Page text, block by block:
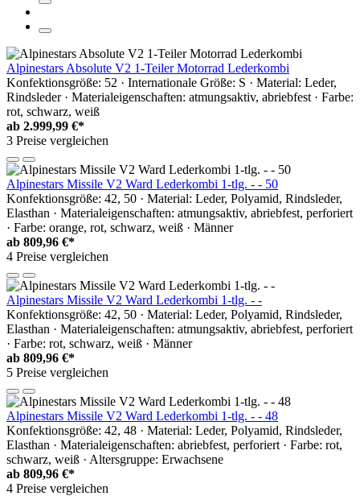
Alpinestars Absolute V2 1-Teiler Motorrad Lederkombi
Konfektionsgröße: 52 · Internationale Größe: S · Material: Leder,
Rindsleder · Materialeigenschaften: atmungsaktiv, abriebfest · Farbe:
rot, schwarz, weiß
ab 2.999,99 €*
3 Preise vergleichen
Alpinestars Missile V2 Ward Lederkombi 1-tlg. - - 50
Konfektionsgröße: 42, 50 · Material: Leder, Polyamid, Rindsleder,
Elasthan · Materialeigenschaften: atmungsaktiv, abriebfest, perforiert
· Farbe: orange, rot, schwarz, weiß · Männer
ab 809,96 €*
4 Preise vergleichen
Alpinestars Missile V2 Ward Lederkombi 1-tlg. - -
Konfektionsgröße: 42, 50 · Material: Leder, Polyamid, Rindsleder,
Elasthan · Materialeigenschaften: atmungsaktiv, abriebfest, perforiert
· Farbe: rot, schwarz, weiß · Männer
ab 809,96 €*
5 Preise vergleichen
Alpinestars Missile V2 Ward Lederkombi 1-tlg. - - 48
Konfektionsgröße: 42, 48 · Material: Leder, Polyamid, Rindsleder,
Elasthan · Materialeigenschaften: abriebfest, perforiert · Farbe: rot,
schwarz, weiß · Altersgruppe: Erwachsene
ab 809,96 €*
4 Preise vergleichen